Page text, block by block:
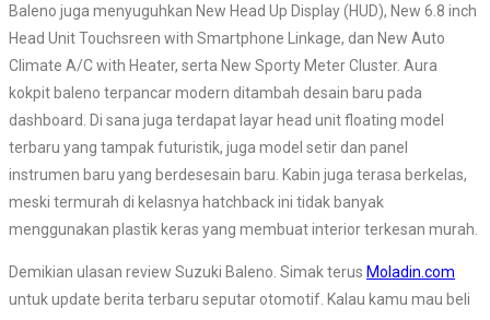
Baleno juga menyuguhkan New Head Up Display (HUD), New 6.8 inch
Head Unit Touchsreen with Smartphone Linkage, dan New Auto
Climate A/C with Heater, serta New Sporty Meter Cluster. Aura
kokpit baleno terpancar modern ditambah desain baru pada
dashboard. Di sana juga terdapat layar head unit floating model
terbaru yang tampak futuristik, juga model setir dan panel
instrumen baru yang berdesesain baru. Kabin juga terasa berkelas,
meski termurah di kelasnya hatchback ini tidak banyak
menggunakan plastik keras yang membuat interior terkesan murah.
Demikian ulasan review Suzuki Baleno. Simak terus Moladin.com
untuk update berita terbaru seputar otomotif. Kalau kamu mau beli